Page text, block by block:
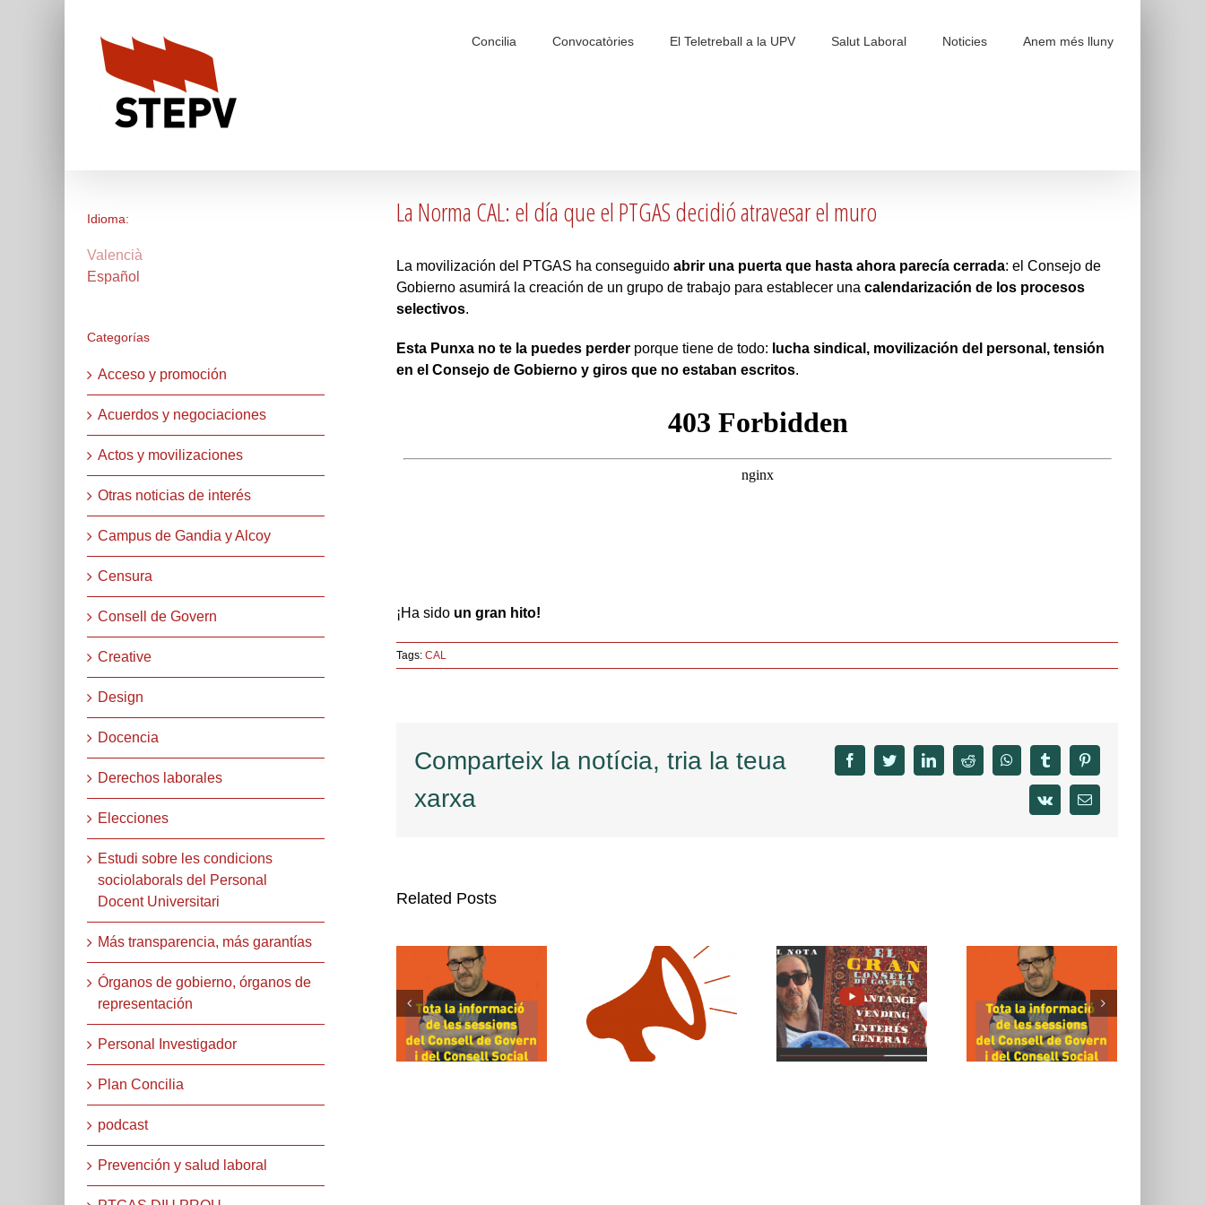
Concilia Convocatòries El Teletreball a la UPV Salut Laboral Noticies Anem més lluny
La Norma CAL: el día que el PTGAS decidió atravesar el muro
La movilización del PTGAS ha conseguido abrir una puerta que hasta ahora parecía cerrada: el Consejo de
Gobierno asumirá la creación de un grupo de trabajo para establecer una calendarización de los procesos
selectivos.
Esta Punxa no te la puedes perderporque tiene de todo: lucha sindical, movilización del personal, tensión
en el Consejo de Gobierno y giros que no estaban escritos.
¡Ha sido un gran hito!
Tags: CAL
Comparteix la notícia, tria la teua
xarxa
facebooktwitter linkedinreddit whatsapptumblrpinterest
vk Email
Related Posts
Idioma:
Valencià
Español
Categorías
Acceso y promoción
Acuerdos y negociaciones
Actos y movilizaciones
Otras noticias de interés
Campus de Gandia y Alcoy
Censura
Consell de Govern
Creative
Design
Docencia
Derechos laborales
Elecciones
Estudi sobre les condicions
sociolaborals del Personal
Docent Universitari
Más transparencia, más garantías
Órganos de gobierno, órganos de
representación
Personal Investigador
Plan Concilia
podcast
Prevención y salud laboral